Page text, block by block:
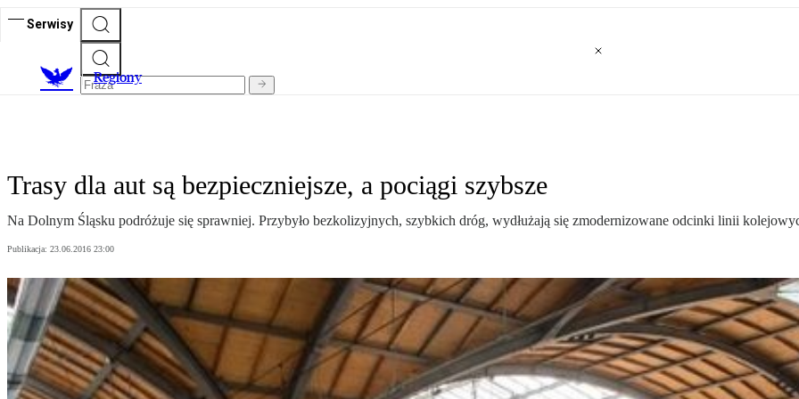
Serwisy
Regiony
Trasy dla aut są bezpieczniejsze, a pociągi szybsze
Na Dolnym Śląsku podróżuje się sprawniej. Przybyło bezkolizyjnych, szybkich dróg, wydłużają się zmodernizowane odcinki linii
Publikacja: 23.06.2016 23:00